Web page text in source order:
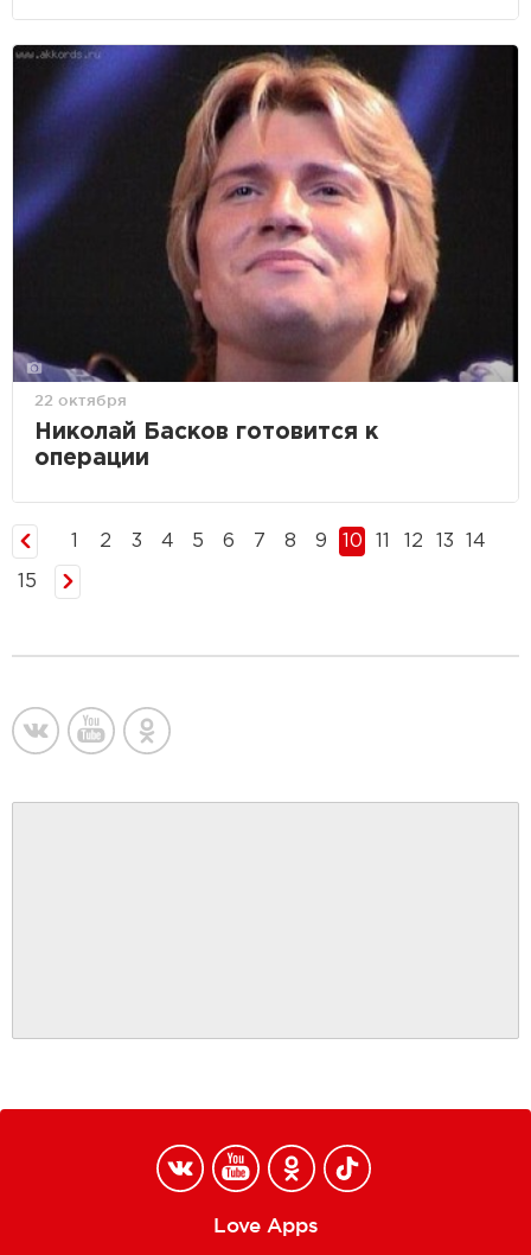
22 октября
Николай Басков готовится к
операции
2 3 4 5 6 7 8 9 10 12 13 14
15
Love Apps